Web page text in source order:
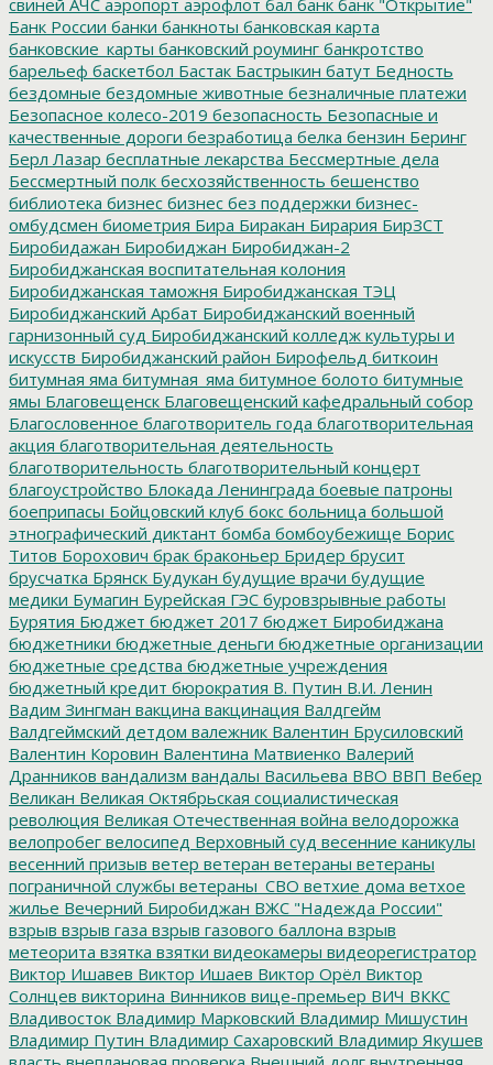
свиней АЧС аэропорт аэрофлот бал банк банк "Открытие"
Банк России банки банкноты банковская карта
банковские_карты банковский роуминг банкротство
барельеф баскетбол Бастак Бастрыкин батут Бедность
бездомные бездомные животные безналичные платежи
Безопасное колесо-2019 безопасность Безопасные и
качественные дороги безработица белка бензин Беринг
Берл Лазар бесплатные лекарства Бессмертные дела
Бессмертный полк бесхозяйственность бешенство
библиотека бизнес бизнес без поддержки бизнес-
омбудсмен биометрия Бира Биракан Бирария БирЗСТ
Биробидажан Биробиджан Биробиджан-2
Биробиджанская воспитательная колония
Биробиджанская таможня Биробиджанская ТЭЦ
Биробиджанский Арбат Биробиджанский военный
гарнизонный суд Биробиджанский колледж культуры и
искусств Биробиджанский район Бирофельд биткоин
битумная яма битумная_яма битумное болото битумные
ямы Благовещенск Благовещенский кафедральный собор
Благословенное благотворитель года благотворительная
акция благотворительная деятельность
благотворительность благотворительный концерт
благоустройство Блокада Ленинграда боевые патроны
боеприпасы Бойцовский клуб бокс больница большой
этнографический диктант бомба бомбоубежище Борис
Титов Борохович брак браконьер Бридер брусит
брусчатка Брянск Будукан будущие врачи будущие
медики Бумагин Бурейская ГЭС буровзрывные работы
Бурятия Бюджет бюджет 2017 бюджет Биробиджана
бюджетники бюджетные деньги бюджетные организации
бюджетные средства бюджетные учреждения
бюджетный кредит бюрократия В. Путин В.И. Ленин
Вадим Зингман вакцина вакцинация Валдгейм
Валдгеймский детдом валежник Валентин Брусиловский
Валентин Коровин Валентина Матвиенко Валерий
Дранников вандализм вандалы Васильева ВВО ВВП Вебер
Великан Великая Октябрьская социалистическая
революция Великая Отечественная война велодорожка
велопробег велосипед Верховный суд весенние каникулы
весенний призыв ветер ветеран ветераны ветераны
пограничной службы ветераны_СВО ветхие дома ветхое
жилье Вечерний Биробиджан ВЖС "Надежда России"
взрыв взрыв газа взрыв газового баллона взрыв
метеорита взятка взятки видеокамеры видеорегистратор
Виктор Ишавев Виктор Ишаев Виктор Орёл Виктор
Солнцев викторина Винников вице-премьер ВИЧ ВККС
Владивосток Владимир Марковский Владимир Мишустин
Владимир Путин Владимир Сахаровский Владимир Якушев